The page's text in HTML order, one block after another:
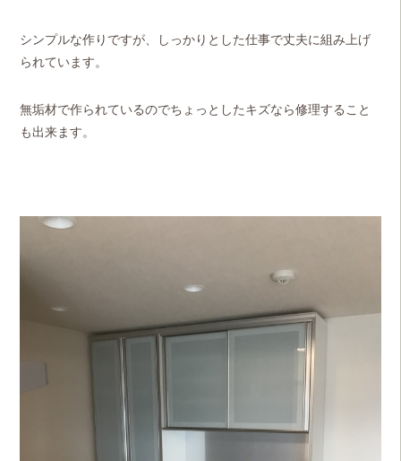
シンプルな作りですが、しっかりとした仕事で丈夫に組み上げ
られています。
無垢材で作られているのでちょっとしたキズなら修理すること
も出来ます。